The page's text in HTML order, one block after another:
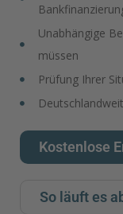
Unabhängige
müssen
Prüfung Ihrer
Kostenlose
So läuft es